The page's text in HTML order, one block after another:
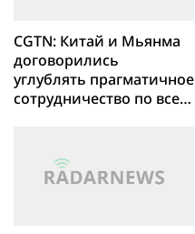
CGTN: Китай и Мьянма
договорились
углублять прагматичное
сотрудничество по всем